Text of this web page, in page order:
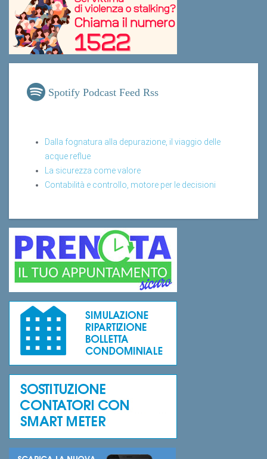
Spotify Podcast Feed Rss
Dalla fognatura alla depurazione, il viaggio delle
acque reflue
La sicurezza come valore
Contabilità e controllo, motore per le decisioni